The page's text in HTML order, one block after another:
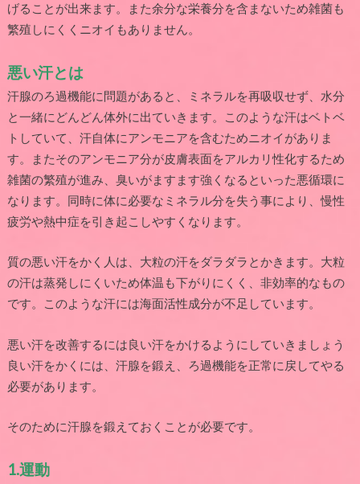
げることが出来ます。また余分な栄養分を含まないため雑菌も
繁殖しにくくニオイもありません。
悪い汗とは
汗腺のろ過機能に問題があると、ミネラルを再吸収せず、水分
と一緒にどんどん体外に出ていきます。このような汗はベトベ
トしていて、汗自体にアンモニアを含むためニオイがありま
す。またそのアンモニア分が皮膚表面をアルカリ性化するため
雑菌の繁殖が進み、臭いがますます強くなるといった悪循環に
なります。同時に体に必要なミネラル分を失う事により、慢性
疲労や熱中症を引き起こしやすくなります。
質の悪い汗をかく人は、大粒の汗をダラダラとかきます。大粒
の汗は蒸発しにくいため体温も下がりにくく、非効率的なもの
です。このような汗には海面活性成分が不足しています。
悪い汗を改善するには良い汗をかけるようにしていきましょう
良い汗をかくには、汗腺を鍛え、ろ過機能を正常に戻してやる
必要があります。
そのために汗腺を鍛えておくことが必要です。
1.運動